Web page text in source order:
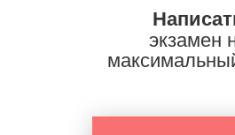
экзамен